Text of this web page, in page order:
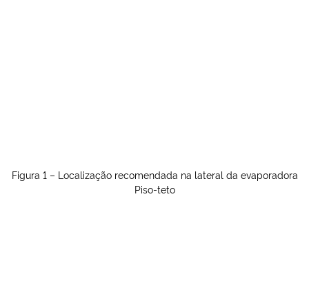
Figura 1 – Localização recomendada na lateral da evaporadora
Piso-teto